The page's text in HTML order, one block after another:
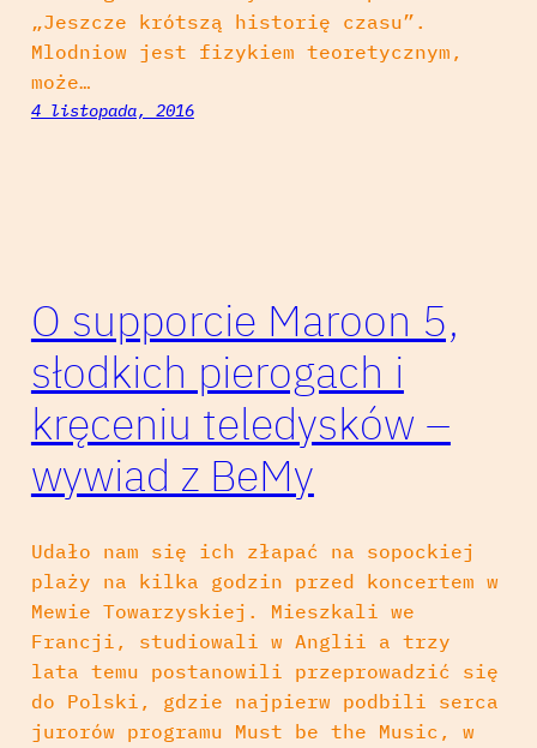
„Jeszcze krótszą historię czasu”.
Mlodniow jest fizykiem teoretycznym,
może…
4 listopada, 2016
O supporcie Maroon 5,
słodkich pierogach i
kręceniu teledysków –
wywiad z BeMy
Udało nam się ich złapać na sopockiej
plaży na kilka godzin przed koncertem w
Mewie Towarzyskiej. Mieszkali we
Francji, studiowali w Anglii a trzy
lata temu postanowili przeprowadzić się
do Polski, gdzie najpierw podbili serca
jurorów programu Must be the Music, w